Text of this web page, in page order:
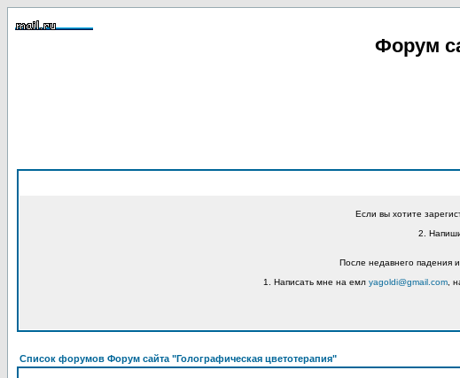
Форум
Если вы хотите
2.
После недавнего падения
1. Написать мне на емл yagoldi@gmail.com ,
Список форумов Форум сайта "Голографическая цветотерапия"